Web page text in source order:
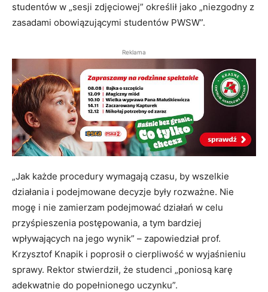
studentów w „sesji zdjęciowej” określił jako „niezgodny z
zasadami obowiązującymi studentów PWSW”.
Reklama
„Jak każde procedury wymagają czasu, by wszelkie
działania i podejmowane decyzje były rozważne. Nie
mogę i nie zamierzam podejmować działań w celu
przyśpieszenia postępowania, a tym bardziej
wpływających na jego wynik” – zapowiedział prof.
Krzysztof Knapik i poprosił o cierpliwość w wyjaśnieniu
sprawy. Rektor stwierdził, że studenci „poniosą karę
adekwatnie do popełnionego uczynku”.